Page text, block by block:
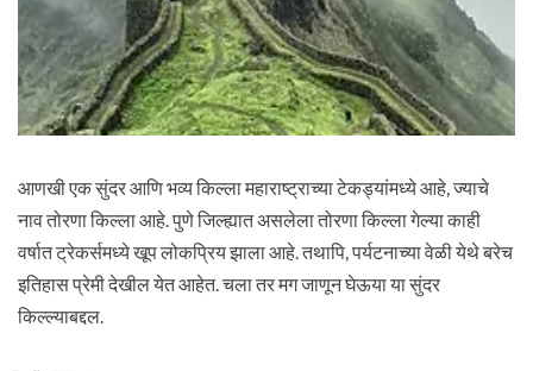
आणखी एक सुंदर आणि भव्य किल्ला महाराष्ट्राच्या टेकड्यांमध्ये आहे, ज्याचे
नाव तोरणा किल्ला आहे. पुणे जिल्ह्यात असलेला तोरणा किल्ला गेल्या काही
वर्षात ट्रेकर्समध्ये खूप लोकप्रिय झाला आहे. तथापि, पर्यटनाच्या वेळी येथे बरेच
इतिहास प्रेमी देखील येत आहेत. चला तर मग जाणून घेऊया या सुंदर
किल्ल्याबद्दल.